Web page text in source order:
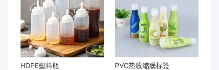
HDPE塑料瓶 PVC热收缩膜标签